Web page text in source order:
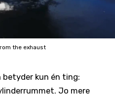
the exhaust
kun én ting:
Jo mere